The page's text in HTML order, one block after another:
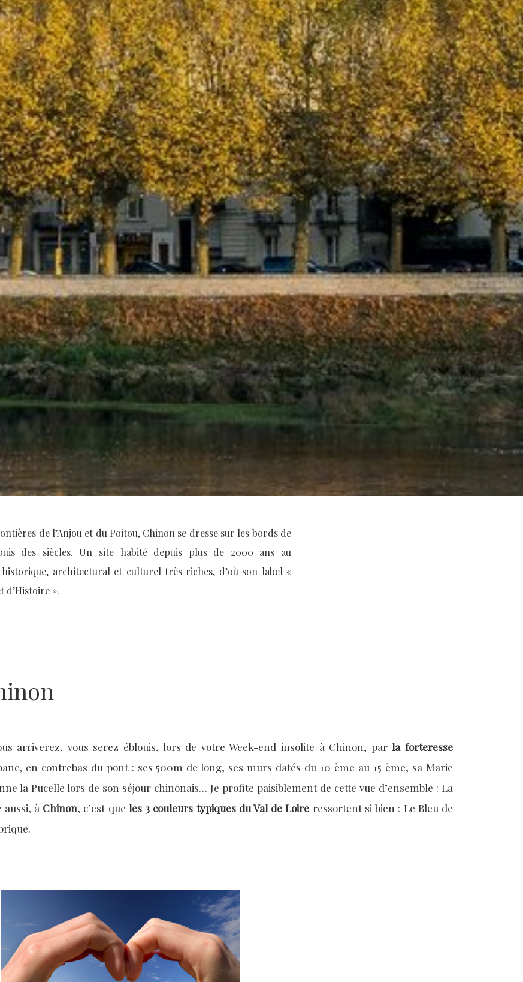
de l’Anjou et du Poitou, Chinon se dresse sur les bords de
des siècles. Un site habité depuis plus de 2000 ans au
architectural et culturel très riches, d’où son label «
d’Histoire ».
arriverez, vous serez éblouis, lors de votre Week-end insolite à Chinon, parla forteresse
en contrebas du pont : ses 500m de long, ses murs datés du 10 ème au 15 ème, sa Marie
la Pucelle lors de son séjour chinonais… Je profite paisiblement de cette vue d’ensemble : La
aussi, à Chinon, c’est que les 3 couleurs typiques du Val de Loire ressortent si bien : Le Bleu de